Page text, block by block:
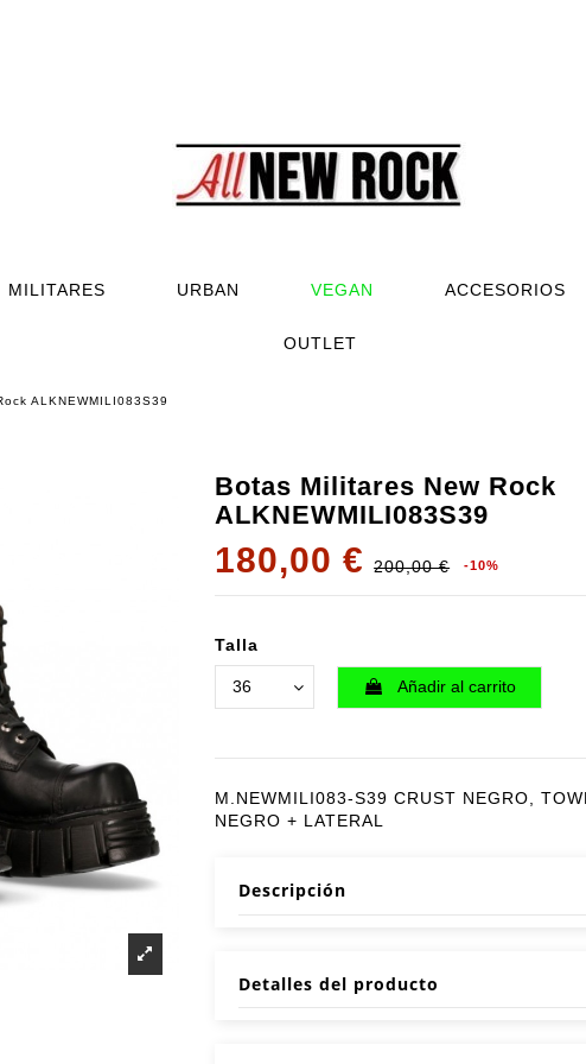
MILITARES URBAN VEGAN ACCESORIOS
OUTLET
ALKNEWMILI083S39
Botas Militares New Rock
ALKNEWMILI083S39
180,00 € 200,00 € -10%
Talla
Añadir al carrito
M.NEWMILI083-S39 CRUST NEGRO,
NEGRO + LATERAL
Descripción
Detalles del producto